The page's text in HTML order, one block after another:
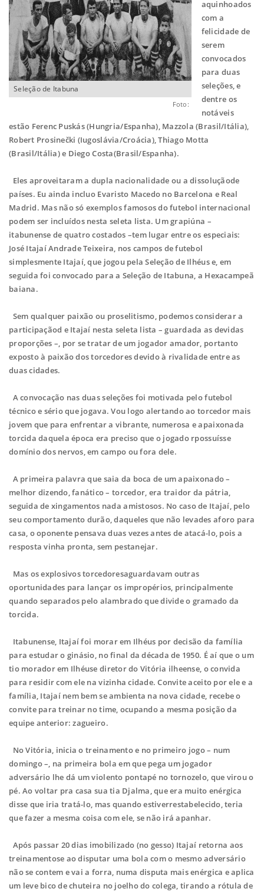
Seleção de Itabuna
Foto:
aquinhoados
com a
felicidade de
serem
convocados
para duas
seleções, e
dentre os
notáveis
estão Ferenc Puskás (Hungria/Espanha), Mazzola (Brasil/Itália),
Robert Prosinečki (Iugoslávia/Croácia), Thiago Motta
(Brasil/Itália) e Diego Costa(Brasil/Espanha).
Eles aproveitaram a dupla nacionalidade ou a dissoluçãode
países. Eu ainda incluo Evaristo Macedo no Barcelona e Real
Madrid. Mas não só exemplos famosos do futebol internacional
podem ser incluídos nesta seleta lista. Um grapiúna –
itabunense de quatro costados –tem lugar entre os especiais:
José Itajaí Andrade Teixeira, nos campos de futebol
simplesmente Itajaí, que jogou pela Seleção de Ilhéus e, em
seguida foi convocado para a Seleção de Itabuna, a Hexacampeã
baiana.
Sem qualquer paixão ou proselitismo, podemos considerar a
participaçãod e Itajaí nesta seleta lista – guardada as devidas
proporções –, por se tratar de um jogador amador, portanto
exposto à paixão dos torcedores devido à rivalidade entre as
duas cidades.
A convocação nas duas seleções foi motivada pelo futebol
técnico e sério que jogava. Vou logo alertando ao torcedor mais
jovem que para enfrentar a vibrante, numerosa e apaixonada
torcida daquela época era preciso que o jogado rpossuísse
domínio dos nervos, em campo ou fora dele.
A primeira palavra que saia da boca de um apaixonado –
melhor dizendo, fanático – torcedor, era traidor da pátria,
seguida de xingamentos nada amistosos. No caso de Itajaí, pelo
seu comportamento durão, daqueles que não levades aforo para
casa, o oponente pensava duas vezes antes de atacá-lo, pois a
resposta vinha pronta, sem pestanejar.
Mas os explosivos torcedoresaguardavam outras
oportunidades para lançar os impropérios, principalmente
quando separados pelo alambrado que divide o gramado da
torcida.
Itabunense, Itajaí foi morar em Ilhéus por decisão da família
para estudar o ginásio, no final da década de 1950. É aí que o um
tio morador em Ilhéuse diretor do Vitória ilheense, o convida
para residir com ele na vizinha cidade. Convite aceito por ele e a
família, Itajaí nem bem se ambienta na nova cidade, recebe o
convite para treinar no time, ocupando a mesma posição da
equipe anterior: zagueiro.
No Vitória, inicia o treinamento e no primeiro jogo – num
domingo –, na primeira bola em que pega um jogador
adversário lhe dá um violento pontapé no tornozelo, que virou o
pé. Ao voltar pra casa sua tia Djalma,que era muito enérgica
disse que iria tratá-lo, mas quando estiverrestabelecido, teria
que fazer a mesma coisa com ele, se não irá apanhar.
Após passar 20 dias imobilizado (no gesso) Itajaí retorna aos
treinamentose ao disputar uma bola com o mesmo adversário
não se contem e vai a forra, numa disputa mais enérgica e aplica
um leve bico de chuteira no joelho do colega, tirando a rótula de